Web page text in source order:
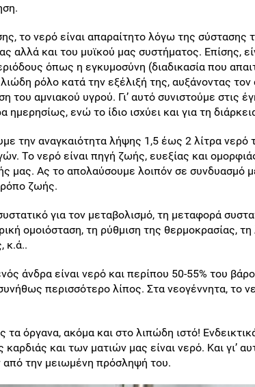
το νερό είναι απαραίτητο λόγω της σύστασης
αλλά και του μυϊκού μας συστήματος. Επίσης,
όπως η εγκυμοσύνη (διαδικασία που
ρόλο κατά την εξέλιξή της, αυξάνοντας τον
του αμνιακού υγρού. Γι’ αυτό συνιστούμε στις
ημερησίως, ενώ το ίδιο ισχύει και για τη
την αναγκαιότητα λήψης 1,5 έως 2 λίτρα
Το νερό είναι πηγή ζωής, ευεξίας και
μας. Ας το απολαύσουμε λοιπόν σε συνδυασμό
ζωής.
για τον μεταβολισμό, τη μεταφορά
ομοιόσταση, τη ρύθμιση της θερμοκρασίας, τη
κ.ά..
άνδρα είναι νερό και περίπου 50-55% του
περισσότερο λίπος. Στα νεογέννητα, το
τα όργανα, ακόμα και στο λιπώδη ιστό!
και των ματιών μας είναι νερό. Και γι’
από την μειωμένη πρόσληψή του.